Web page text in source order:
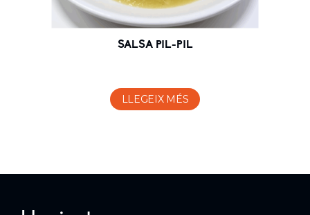
SALSA PIL-PIL
LLEGEIX MÉS